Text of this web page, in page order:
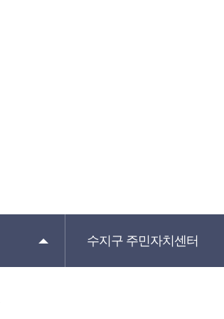
수지구 주민자치센터